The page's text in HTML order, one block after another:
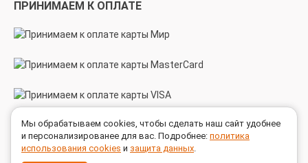
ПРИНИМАЕМ К ОПЛАТЕ
МЫ В СОЦСЕТЯХ
Мы обрабатываем cookies, чтобы сделать наш сайт удобнее
и персонализированее для вас. Подробнее: политика
использования cookies и защита данных.